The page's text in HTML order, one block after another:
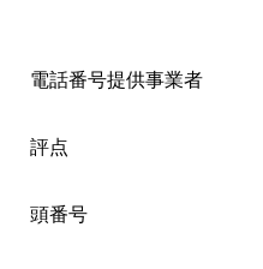
電話番号提供事業者
評点
頭番号